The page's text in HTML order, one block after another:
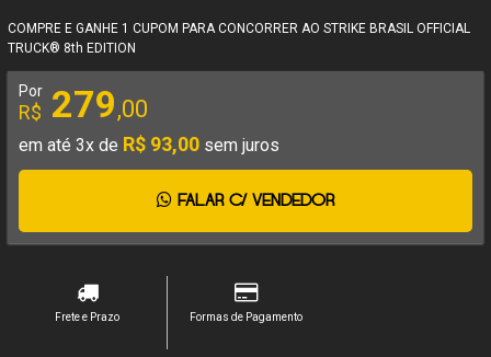
COMPRE E GANHE 1 CUPOM PARA CONCORRER AO STRIKE BRASIL OFFICIAL
TRUCK® 8th EDITION
Por
R$ 279,00
em até 3x de R$ 93,00 sem juros
FALAR C/ VENDEDOR
Frete e Prazo Formas de Pagamento